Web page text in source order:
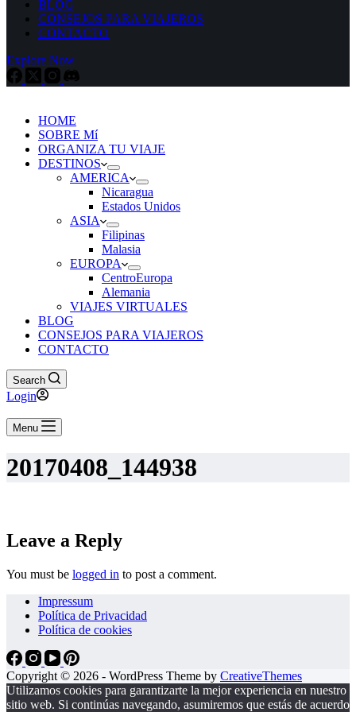
BLOG
CONSEJOS PARA VIAJEROS
CONTACTO
Explore Now
HOME
SOBRE Mí
ORGANIZA TU VIAJE
DESTINOS
AMERICA
Nicaragua
Estados Unidos
ASIA
Filipinas
Malasia
EUROPA
CentroEuropa
Alemania
VIAJES VIRTUALES
BLOG
CONSEJOS PARA VIAJEROS
CONTACTO
Search
Login
Menu
20170408_144938
Leave a Reply
You must be logged in to post a comment.
Impressum
Política de Privacidad
Política de cookies
Copyright © 2026 - WordPress Theme by CreativeThemes
Utilizamos cookies para garantizarte la mejor experiencia en nuestro
sitio web. Si continúas navegando, asumiremos que estás de acuerdo